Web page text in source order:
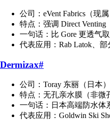
公司：eVent Fabrics（现
特点：强调 Direct Venting
一句话：比 Gore 更透气
代表应用：Rab Latok、部
Dermizax#
公司：Toray 东丽（日本）
特点：无孔亲水膜（非微
一句话：日本高端防水体
代表应用：Goldwin Ski